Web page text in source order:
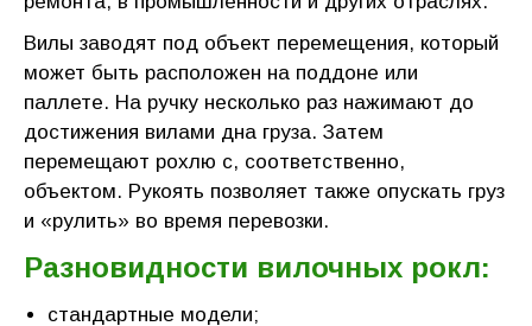
Вилы заводят под объект перемещения, который
может быть расположен на поддоне или
паллете. На ручку несколько раз нажимают до
достижения вилами дна груза. Затем
перемещают рохлю с, соответственно,
объектом. Рукоять позволяет также опускать груз
и «рулить» во время перевозки.
Разновидности вилочных рокл:
стандартные модели;